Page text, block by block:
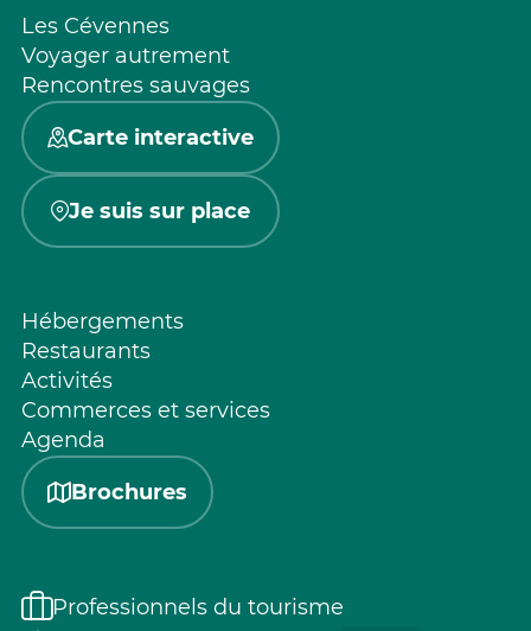
Les Cévennes
Voyager autrement
Rencontres sauvages
Carte interactive
Je suis sur place
Hébergements
Restaurants
Activités
Commerces et services
Agenda
Brochures
Professionnels du tourisme